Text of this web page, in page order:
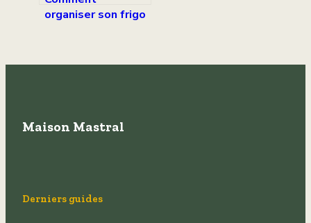
organiser son frigo
Maison Mastral
Derniers guides